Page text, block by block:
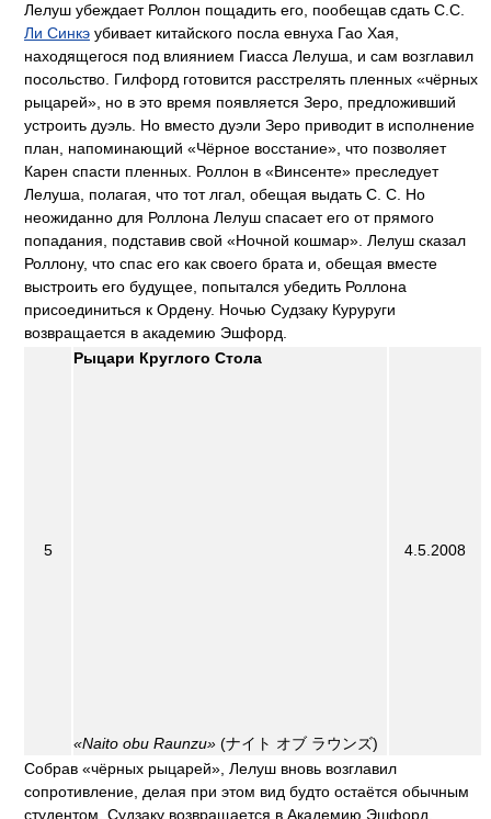
Лелуш убеждает Роллон пощадить его, пообещав сдать C.C.
Ли Синкэ убивает китайского посла евнуха Гао Хая,
находящегося под влиянием Гиасса Лелуша, и сам возглавил
посольство. Гилфорд готовится расстрелять пленных «чёрных
рыцарей», но в это время появляется Зеро, предложивший
устроить дуэль. Но вместо дуэли Зеро приводит в исполнение ​​
план, напоминающий «Чёрное восстание», что позволяет
Карен спасти пленных. Роллон в «Винсенте» преследует
Лелуша, полагая, что тот лгал, обещая выдать С. С. Но
неожиданно для Роллона Лелуш спасает его от прямого
попадания, подставив свой «Ночной кошмар». Лелуш сказал
Роллону, что спас его как своего брата и, обещая вместе
выстроить его будущее, попытался убедить Роллона
присоединиться к Ордену. Ночью Судзаку Куруруги
возвращается в академию Эшфорд.
5
Рыцари Круглого Стола
«Naito obu Raunzu» (ナイト オブ ラウンズ)
4.5.2008
Собрав «чёрных рыцарей», Лелуш вновь возглавил
сопротивление, делая при этом вид будто остаётся обычным
студентом. Судзаку возвращается в Академию Эшфорд,